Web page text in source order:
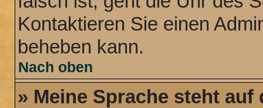
Kontaktieren Sie einen
beheben kann.
Nach oben
» Meine Sprache steht